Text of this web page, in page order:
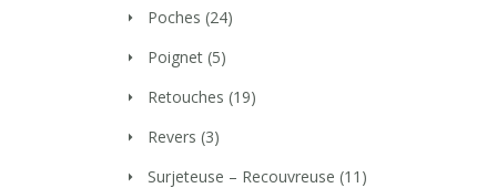
Poches (24)
Poignet (5)
Retouches (19)
Revers (3)
Surjeteuse – Recouvreuse (11)